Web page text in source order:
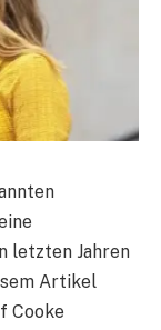
letzten Jahren
Artikel
Cooke